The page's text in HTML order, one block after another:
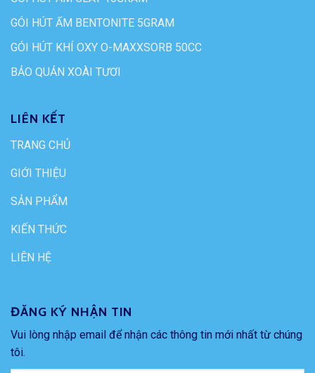
GÓI HÚT ẨM BENTONITE 5GRAM
GÓI HÚT KHÍ OXY O-MAXXSORB 50CC
BẢO QUẢN XOÀI TƯƠI
LIÊN KẾT
TRANG CHỦ
GIỚI THIỆU
SẢN PHẨM
KIẾN THỨC
LIÊN HỆ
ĐĂNG KÝ NHẬN TIN
Vui lòng nhập email để nhận các thông tin mới nhất từ chúng
tôi.